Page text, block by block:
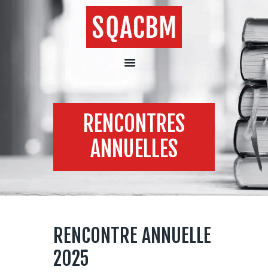
RENCONTRES
ANNUELLES
SQACBM
bibliothèques, archives et centres de
Ressources
Rencontres
annuelles
Statuts
Contact
English
RENCONTRE ANNUELLE
2025